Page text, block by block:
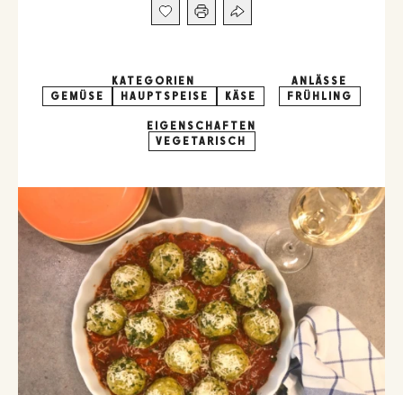
KATEGORIEN
GEMÜSE
HAUPTSPEISE KÄSE
ANLÄSSE
FRÜHLING
EIGENSCHAFTEN
VEGETARISCH